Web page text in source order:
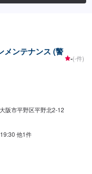
メンテナンス (警
-(-件)
阪市平野区平野北2-12
他1件